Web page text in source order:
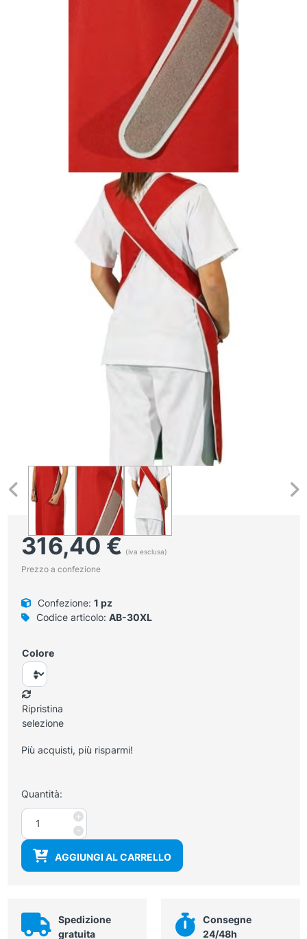
316,40€ (iva esclusa)
Prezzo a confezione
Confezione: 1 pz
Codice articolo: AB-30XL
Colore
Ripristina
selezione
Più acquisti, più risparmi!
Quantità:
-
Grembiule
protezione
anti
raggi
XL
quantità
+
AGGIUNGI AL CARRELLO
Spedizione
gratuita
Consegne
24/48h